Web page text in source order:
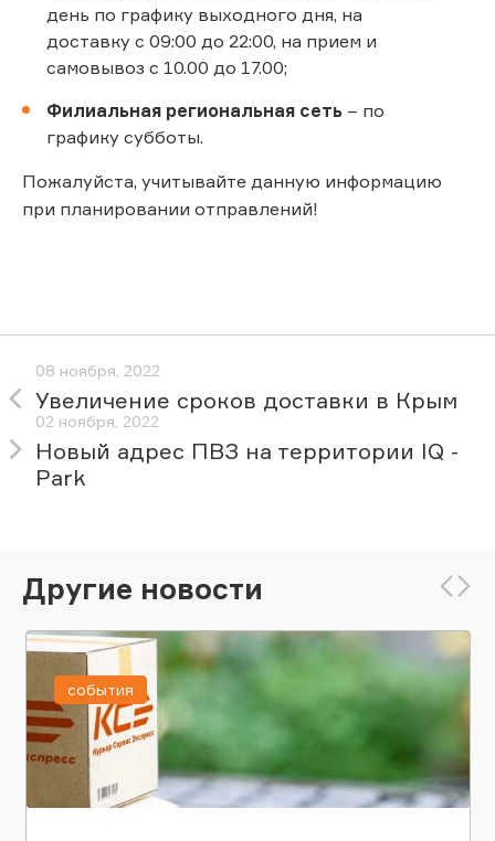
день по графику выходного дня, на
доставку с 09:00 до 22:00, на прием и
самовывоз с 10.00 до 17.00;
Филиальная региональная сеть – по
графику субботы.
Пожалуйста, учитывайте данную информацию
при планировании отправлений!
08 ноября, 2022
Увеличение сроков доставки в Крым
02 ноября, 2022
Новый адрес ПВЗ на территории IQ -
Park
Другие новости
события